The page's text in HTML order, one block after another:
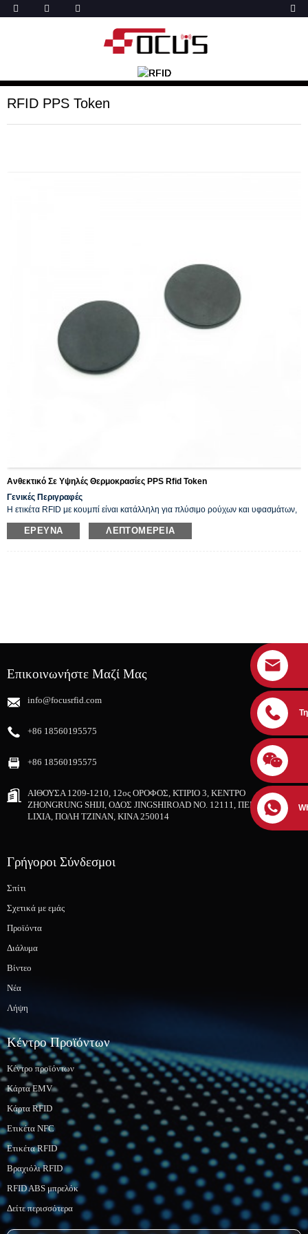
RFID PPS Token
Ανθεκτικό Σε Υψηλές Θερμοκρασίες PPS Rfid Token
Γενικές Περιγραφές
Η ετικέτα RFID με κουμπί είναι κατάλληλη για πλύσιμο ρούχων και υφασμάτων,
η οποία εξακολουθεί να λειτουργεί καλά κάτω από 85℃ για 60 λεπτά
συνεχόμενα.
ΈΡΕΥΝΑ ΛΕΠΤΟΜΈΡΕΙΑ
Επικοινωνήστε Μαζί Μας
info@focusrfid.com
+86 18560195575
+86 18560195575
ΑΙΘΟΥΣΑ 1209-1210, 12ος ΟΡΟΦΟΣ, ΚΤΙΡΙΟ 3, ΚΕΝΤΡΟ
ZHONGRUNG SHIJI, ΟΔΟΣ JINGSHIROAD NO. 12111, ΠΕΡΙΟΧΗ
LIXIA, ΠΟΛΗ ΤΖΙΝΑΝ, ΚΙΝΑ 250014
Γρήγοροι Σύνδεσμοι
Σπίτι
Σχετικά με εμάς
Προϊόντα
Διάλυμα
Βίντεο
Νέα
Λήψη
Κέντρο Προϊόντων
Κέντρο προϊόντων
Κάρτα EMV
Κάρτα RFID
Ετικέτα NFC
Ετικέτα RFID
Βραχιόλι RFID
RFID ABS μπρελόκ
Δείτε περισσότερα